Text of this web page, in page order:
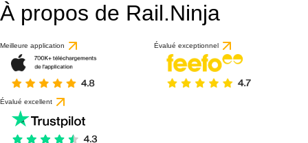
À propos de Rail.Ninja
Meilleure application Évalué exceptionnel
Évalué excellent